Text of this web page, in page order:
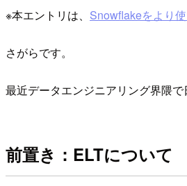
※本エントリは、 Snowflakeをより
さがらです。
最近データエンジニアリング界隈
前置き：ELTについて